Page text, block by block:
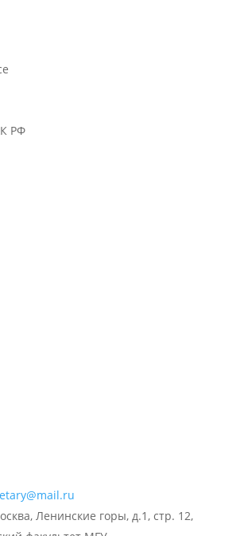
РФ
Ленинские горы, д.1, стр. 12,